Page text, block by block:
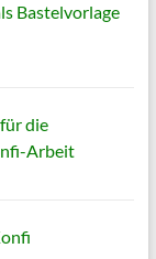
Bastelvorlage
die
Arbeit